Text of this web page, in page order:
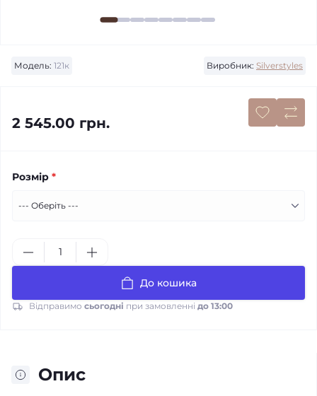
Модель: 121к Виробник: Silverstyles
2 545.00 грн.
Розмір *
До кошика
Відправимо сьогодні при замовленні до 13:00
Опис